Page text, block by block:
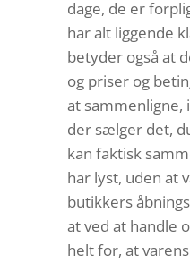
dage, de er
har alt liggende
betyder også at
og priser og
at sammenligne,
der sælger det,
kan faktisk
har lyst, uden at
butikkers
at ved at handle
helt for, at